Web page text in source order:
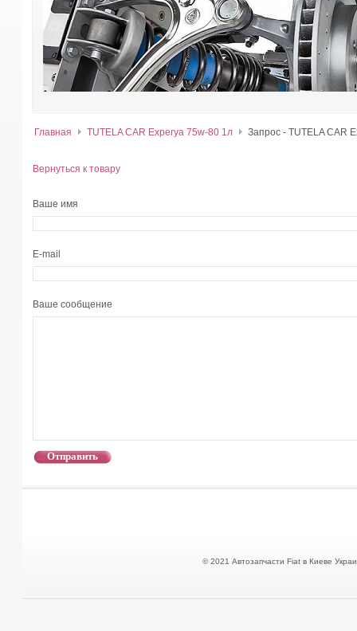
Главная TUTELA CAR Experya 75w-80 1л Запрос - TUTELA CAR
Вернуться к товару
Ваше имя
E-mail
Ваше сообщение
© 2021 Автозапчасти Fiat в Киеве